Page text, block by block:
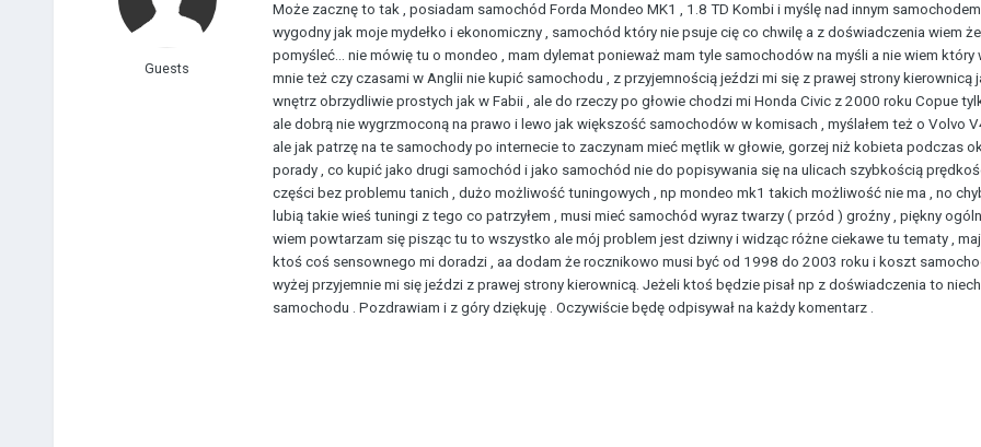
Guests
Może zacznę to tak , posiadam samochód Forda Mondeo MK1 , 1.8 TD Kombi i myślę nad innym
wygodny jak moje mydełko i ekonomiczny , samochód który nie psuje cię co chwilę a z doświadczenia wiem
pomyśleć... nie mówię tu o mondeo , mam dylemat ponieważ mam tyle samochodów na myśli a nie wiem
mnie też czy czasami w Anglii nie kupić samochodu , z przyjemnością jeździ mi się z prawej strony
wnętrz obrzydliwie prostych jak w Fabii , ale do rzeczy po głowie chodzi mi Honda Civic z 2000 roku Copue
ale dobrą nie wygrzmoconą na prawo i lewo jak większość samochodów w komisach , myślałem też o
ale jak patrzę na te samochody po internecie to zaczynam mieć mętlik w głowie, gorzej niż kobieta podczas
porady , co kupić jako drugi samochód i jako samochód nie do popisywania się na ulicach szybkością
części bez problemu tanich , dużo możliwość tuningowych , np mondeo mk1 takich możliwość nie ma , no
lubią takie wieś tuningi z tego co patrzyłem , musi mieć samochód wyraz twarzy ( przód ) groźny , piękny
wiem powtarzam się pisząc tu to wszystko ale mój problem jest dziwny i widząc różne ciekawe tu tematy ,
ktoś coś sensownego mi doradzi , aa dodam że rocznikowo musi być od 1998 do 2003 roku i koszt
wyżej przyjemnie mi się jeździ z prawej strony kierownicą. Jeżeli ktoś będzie pisał np z doświadczenia to
samochodu . Pozdrawiam i z góry dziękuję . Oczywiście będę odpisywał na każdy komentarz .